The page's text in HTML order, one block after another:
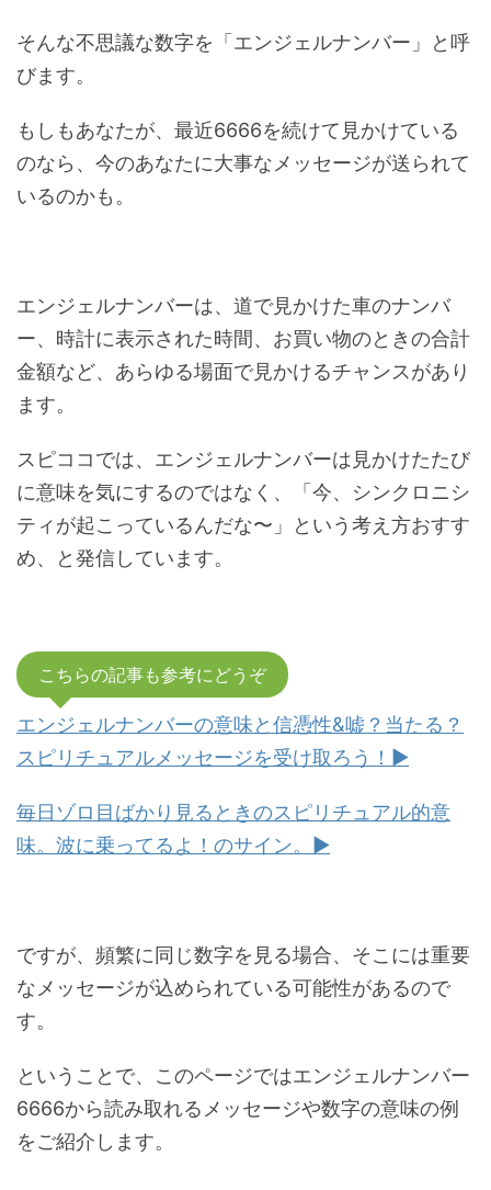
そんな不思議な数字を「エンジェルナンバー」と呼
びます。
もしもあなたが、最近6666を続けて見かけている
のなら、今のあなたに大事なメッセージが送られて
いるのかも。
エンジェルナンバーは、道で見かけた車のナンバ
ー、時計に表示された時間、お買い物のときの合計
金額など、あらゆる場面で見かけるチャンスがあり
ます。
スピココでは、エンジェルナンバーは見かけたたび
に意味を気にするのではなく、「今、シンクロニシ
ティが起こっているんだな〜」という考え方おすす
め、と発信しています。
こちらの記事も参考にどうぞ
エンジェルナンバーの意味と信憑性&嘘？当たる？
スピリチュアルメッセージを受け取ろう！▶︎
毎日ゾロ目ばかり見るときのスピリチュアル的意
味。波に乗ってるよ！のサイン。▶︎
ですが、頻繁に同じ数字を見る場合、そこには重要
なメッセージが込められている可能性があるので
す。
ということで、このページではエンジェルナンバー
6666から読み取れるメッセージや数字の意味の例
をご紹介します。